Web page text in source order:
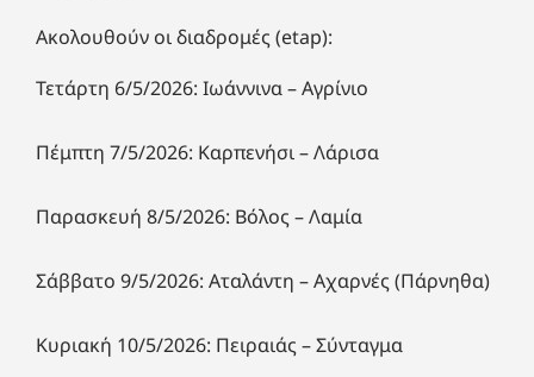
Ακολουθούν οι διαδρομές (etap):
Τετάρτη 6/5/2026: Ιωάννινα – Αγρίνιο
Πέμπτη 7/5/2026: Καρπενήσι – Λάρισα
Παρασκευή 8/5/2026: Βόλος – Λαμία
Σάββατο 9/5/2026: Αταλάντη – Αχαρνές (Πάρνηθα)
Κυριακή 10/5/2026: Πειραιάς – Σύνταγμα